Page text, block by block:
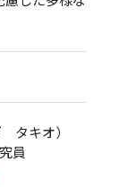
キオ）
員